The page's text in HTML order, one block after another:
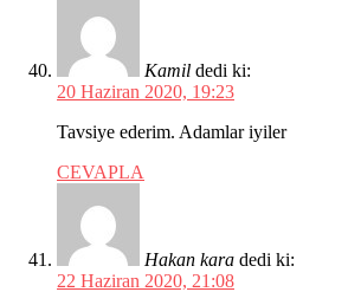
Kamil dedi ki:
20 Haziran 2020, 19:23
Tavsiye ederim. Adamlar iyiler
CEVAPLA
Hakan kara dedi ki:
22 Haziran 2020, 21:08